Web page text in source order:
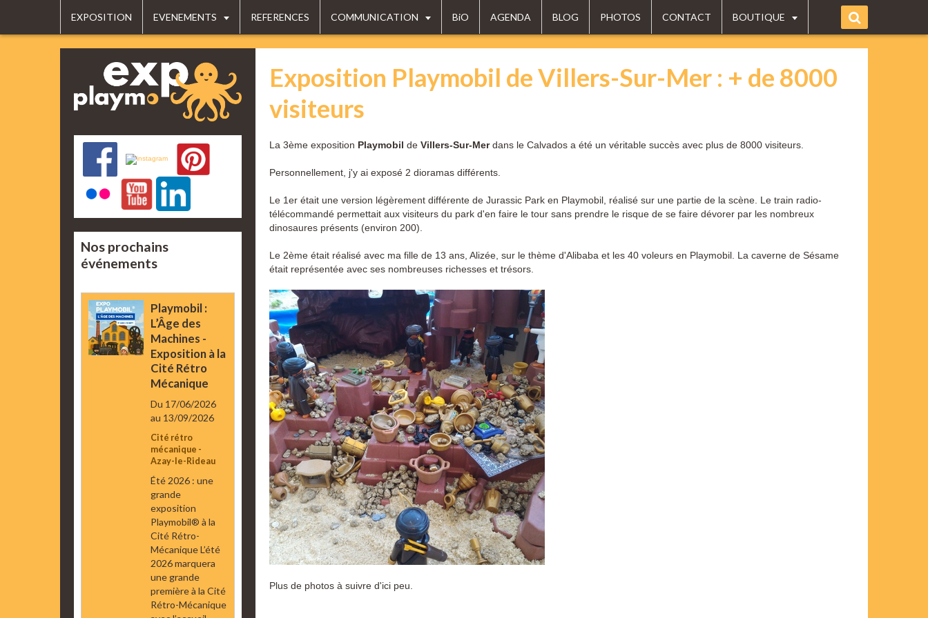
EXPOSITION EVENEMENTS REFERENCES COMMUNICATION BiO AGENDA BLOG PHOTOS CONTACT BOUTIQUE
Exposition Playmobil de Villers-Sur-Mer : + de 8000
visiteurs
La 3ème exposition Playmobil de Villers-Sur-Merdans le Calvados a été un véritable succès avec plus de 8000 visiteurs.
Personnellement, j'y ai exposé 2 dioramas différents.
Le 1er était une version légèrement différente de Jurassic Park en Playmobil, réalisé sur une partie de la scène. Le train radio-
télécommandé permettait aux visiteurs du park d'en faire le tour sans prendre le risque de se faire dévorer par les nombreux
dinosaures présents (environ 200).
Le 2ème était réalisé avec ma fille de 13 ans, Alizée, sur le thème d'Alibaba et les 40 voleurs en Playmobil. La caverne de Sésame
était représentée avec ses nombreuses richesses et trésors.
Plus de photos à suivre d'ici peu.
Nos prochains
événements
Playmobil :
L’Âge des
Machines -
Exposition à la
Cité Rétro
Mécanique
Du 17/06/2026
au 13/09/2026
Cité rétro
mécanique -
Azay-le-Rideau
Été 2026 : une
grande
exposition
Playmobil® à la
Cité Rétro-
Mécanique L’été
2026 marquera
une grande
première à la Cité
Rétro-Mécanique